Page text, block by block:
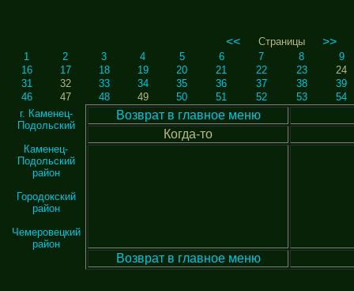
<< Страницы >>
1 2 3 4 5 6 7 8
9
16
17 18 19 20 21 22 23
24
31
32 33 34 35 36 37 38
39
46
47 48 49 50 51 52 53
54
г. Каменец-
Подольский
Каменец-
Подольский
район
Городокский
район
Чемеровецкий
район
Возврат в главное меню
Когда-то
Возврат в главное меню